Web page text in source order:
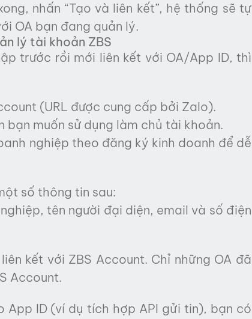
nhấn “Tạo và liên kết”, hệ thống sẽ tự
OA bạn đang quản lý.
lý tài khoản ZBS
trước rồi mới liên kết với OA/App ID, thì
(URL được cung cấp bởi Zalo).
muốn sử dụng làm chủ tài khoản.
nghiệp theo đăng ký kinh doanh để dễ
số thông tin sau:
tên người đại diện, email và số điện
kết với ZBS Account. Chỉ những OA đã
Account.
App ID (ví dụ tích hợp API gửi tin), bạn có